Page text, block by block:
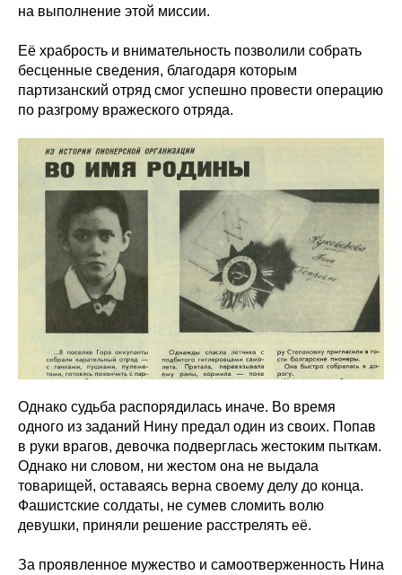
на выполнение этой миссии.
Её храбрость и внимательность позволили собрать
бесценные сведения, благодаря которым
партизанский отряд смог успешно провести операцию
по разгрому вражеского отряда.
Однако судьба распорядилась иначе. Во время
одного из заданий Нину предал один из своих. Попав
в руки врагов, девочка подверглась жестоким пыткам.
Однако ни словом, ни жестом она не выдала
товарищей, оставаясь верна своему делу до конца.
Фашистские солдаты, не сумев сломить волю
девушки, приняли решение расстрелять её.
За проявленное мужество и самоотверженность Нина